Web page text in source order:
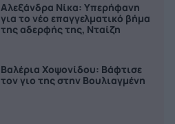
Αλεξάνδρα Νίκα: Υπερήφανη
για το νέο επαγγελματικό βήμα
της αδερφής της, Νταίζη
Βαλέρια Χοψονίδου: Bάφτισε
τον γιο της στην Βουλιαγμένη